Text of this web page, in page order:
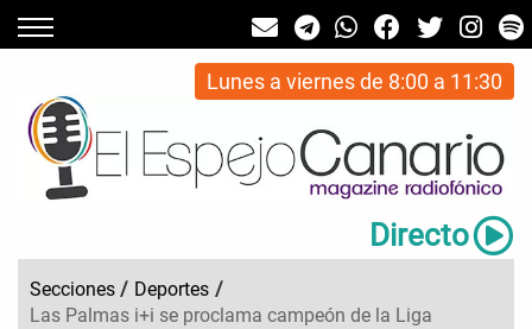
Lunes a viernes de 8:00 a 11:30
Directo
Secciones / Deportes /
Las Palmas i+i se proclama campeón de la Liga